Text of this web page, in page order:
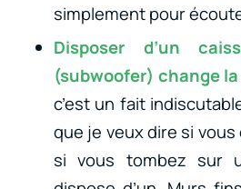
simplement pour
Disposer d’un
(subwoofer) change
c’est un fait
que je veux dire si
si vous tombez sur